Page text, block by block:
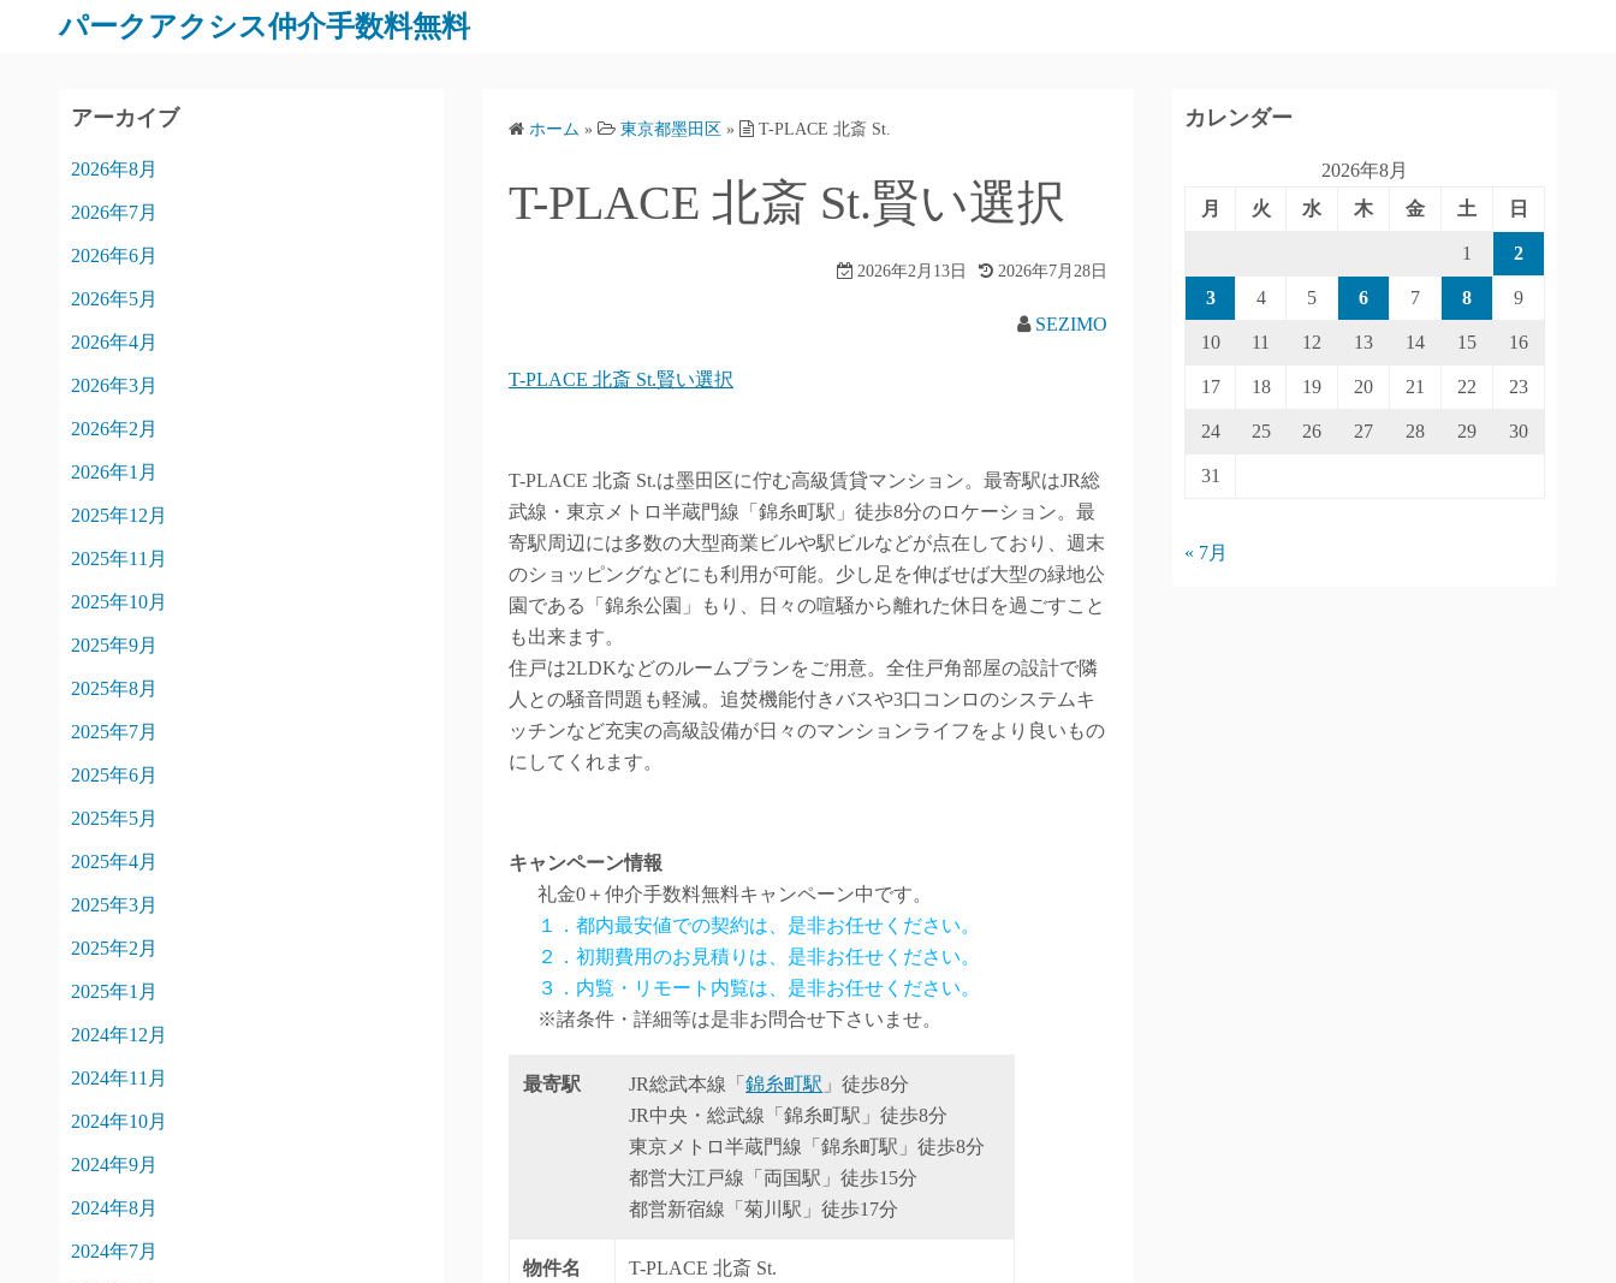
パークアクシス仲介手数料無料
ホーム » 東京都墨田区 » T-PLACE 北斎 St.
T-PLACE 北斎 St.賢い選択
2026年2月13日 2026年7月28日
SEZIMO
T-PLACE 北斎 St.賢い選択
T-PLACE 北斎 St.は墨田区に佇む高級賃貸マンション。最寄駅はJR総
武線・東京メトロ半蔵門線「錦糸町駅」徒歩8分のロケーション。最
寄駅周辺には多数の大型商業ビルや駅ビルなどが点在しており、週末
のショッピングなどにも利用が可能。少し足を伸ばせば大型の緑地公
園である「錦糸公園」もり、日々の喧騒から離れた休日を過ごすこと
も出来ます。
住戸は2LDKなどのルームプランをご用意。全住戸角部屋の設計で隣
人との騒音問題も軽減。追焚機能付きバスや3口コンロのシステムキ
ッチンなど充実の高級設備が日々のマンションライフをより良いもの
にしてくれます。
キャンペーン情報
礼金0 ＋仲介手数料無料キャンペーン中です。
１．都内最安値での契約は、是非お任せください。
２．初期費用のお見積りは、是非お任せください。
３．内覧・リモート内覧は、是非お任せください。
※諸条件・詳細等は是非お問合せ下さいませ。
最寄駅 JR総武本線「錦糸町駅 」徒歩8分
JR中央・総武線「錦糸町駅」徒歩8分
東京メトロ半蔵門線「錦糸町駅」徒歩8分
都営大江戸線「両国駅」徒歩15分
都営新宿線「菊川駅」徒歩17分
物件名 T-PLACE 北斎 St.
アーカイブ
2026年8月
2026年7月
2026年6月
2026年5月
2026年4月
2026年3月
2026年2月
2026年1月
2025年12月
2025年11月
2025年10月
2025年9月
2025年8月
2025年7月
2025年6月
2025年5月
2025年4月
2025年3月
2025年2月
2025年1月
2024年12月
2024年11月
2024年10月
2024年9月
2024年8月
2024年7月
カレンダー
2026年8月
月
火 水 木 金 土 日
1 2
3 4 5 6 7 8 9
10 11 12 13 14 15 16
17 18 19 20 21 22 23
24 25 26 27 28 29 30
31
« 7月